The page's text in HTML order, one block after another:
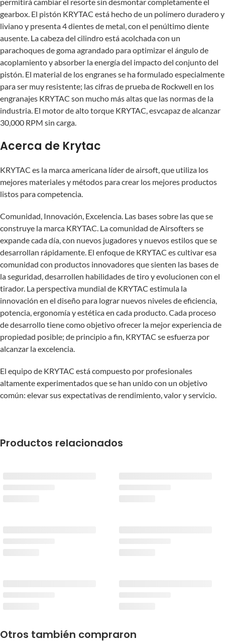
gearbox. El pistón KRYTAC está hecho de un polímero duradero y
liviano y presenta 4 dientes de metal, con el penúltimo diente
ausente. La cabeza del cilindro está acolchada con un
parachoques de goma agrandado para optimizar el ángulo de
acoplamiento y absorber la energía del impacto del conjunto del
pistón. El material de los engranes se ha formulado especialmente
para ser muy resistente; las cifras de prueba de Rockwell en los
engranajes KRYTAC son mucho más altas que las normas de la
industria. El motor de alto torque KRYTAC, esvcapaz de alcanzar
30,000 RPM sin carga.
Acerca de Krytac
KRYTAC es la marca americana líder de airsoft, que utiliza los
mejores materiales y métodos para crear los mejores productos
listos para competencia.
Comunidad, Innovación, Excelencia. Las bases sobre las que se
construye la marca KRYTAC. La comunidad de Airsofters se
expande cada día, con nuevos jugadores y nuevos estilos que se
desarrollan rápidamente. El enfoque de KRYTAC es cultivar esa
comunidad con productos innovadores que sienten las bases de
la seguridad, desarrollen habilidades de tiro y evolucionen con el
tirador. La perspectiva mundial de KRYTAC estimula la
innovación en el diseño para lograr nuevos niveles de eficiencia,
potencia, ergonomía y estética en cada producto. Cada proceso
de desarrollo tiene como objetivo ofrecer la mejor experiencia de
propiedad posible; de ​​principio a fin, KRYTAC se esfuerza por
alcanzar la excelencia.
El equipo de KRYTAC está compuesto por profesionales
altamente experimentados que se han unido con un objetivo
común: elevar sus expectativas de rendimiento, valor y servicio.
Productos relacionados
Otros también compraron